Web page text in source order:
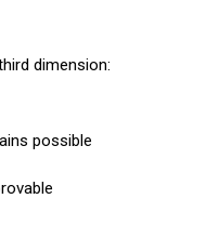
dimension:
possible